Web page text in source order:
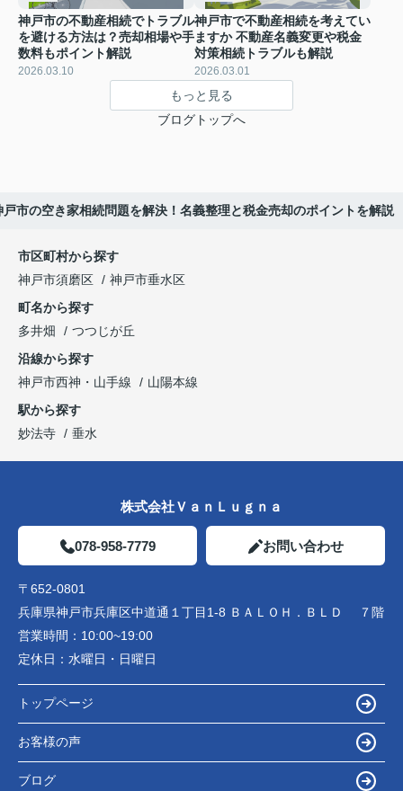
神戸市の不動産相続でトラブル
を避ける方法は？売却相場や手
数料もポイント解説
2026.03.10
神戸市で不動産相続を考えてい
ますか 不動産名義変更や税金
対策相続トラブルも解説
2026.03.01
もっと見る
ブログトップへ
戸市の空き家相続問題を解決！名義整理と税金売却のポイントを解説
市区町村から探す
神戸市須磨区
神戸市垂水区
町名から探す
多井畑
つつじが丘
沿線から探す
神戸市西神・山手線
山陽本線
駅から探す
妙法寺
垂水
株式会社ＶａｎＬｕｇｎａ
078-958-7779 お問い合わせ
〒652-0801
兵庫県神戸市兵庫区中道通１丁目1-8 ＢＡＬＯＨ．ＢＬＤ ７階
営業時間： 10:00~19:00
定休日： 水曜日・日曜日
トップページ
お客様の声
ブログ